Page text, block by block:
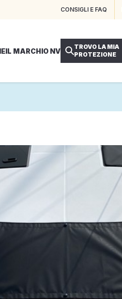
CONSIGLI E FAQ
IL MARCHIO NV
TROVO LA MIA
PROTEZIONE